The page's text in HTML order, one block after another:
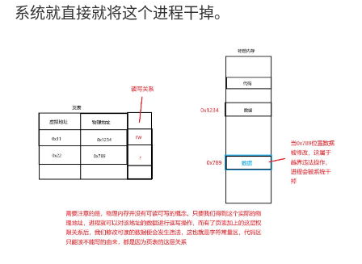
系统就直接就将这个进程干掉。